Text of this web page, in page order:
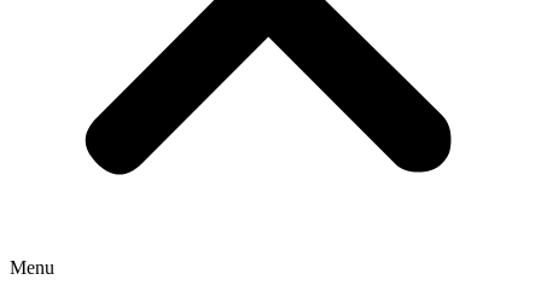
Menu